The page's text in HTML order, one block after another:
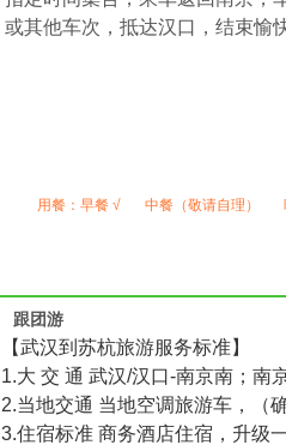
或其他车次，抵达汉口，结束愉
用餐： 早餐 √ 中餐（敬请自理）
跟团游
【武汉到苏杭旅游服务标准】
1.大 交 通 武汉/汉口-南京南；南
2.当地交通 当地空调旅游车，（
3.住宿标准 商务酒店住宿，升级